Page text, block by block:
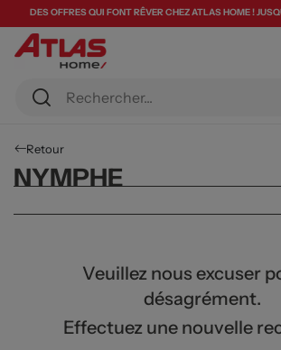
DES OFFRES QUI FONT RÊVER CHEZ ATLAS HOME !
Retour
NYMPHE
Veuillez nous excuser
désagrément.
Effectuez une nouvelle